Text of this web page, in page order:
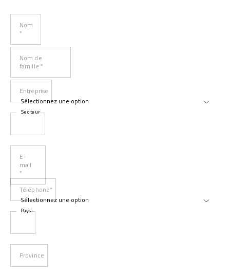
Nom
*
Nom de
famille *
Entreprise
Secteur
E-
mail
*
Téléphone*
Pays
Province